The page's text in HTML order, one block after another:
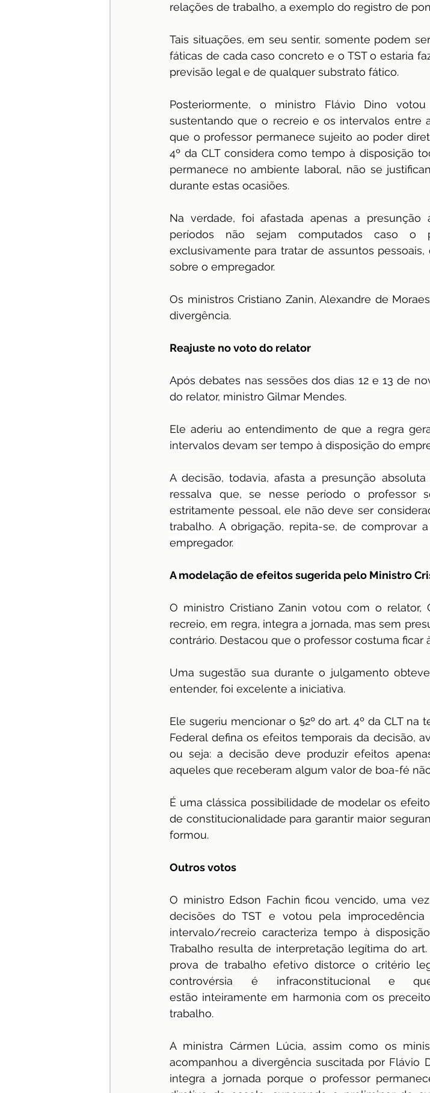
relações de trabalho, a exemplo do registro de
Tais situações, em seu sentir, somente podem
fáticas de cada caso concreto e o TST o estaria
previsão legal e de qualquer substrato fático.
Posteriormente, o ministro Flávio Dino
sustentando que o recreio e os intervalos entre
que o professor permanece sujeito ao poder
4º da CLT considera como tempo à disposição
permanece no ambiente laboral, não se
durante estas ocasiões.
Na verdade, foi afastada apenas a presunção
períodos não sejam computados caso o
exclusivamente para tratar de assuntos
sobre o empregador.
Os ministros Cristiano Zanin, Alexandre de
divergência.
Reajuste no voto do relator
Após debates nas sessões dos dias 12 e 13 de
do relator, ministro Gilmar Mendes.
Ele aderiu ao entendimento de que a regra
intervalos devam ser tempo à disposição do
A decisão, todavia, afasta a presunção
ressalva que, se nesse período o professor
estritamente pessoal, ele não deve ser
trabalho. A obrigação, repita-se, de comprovar
empregador.
A modelação de efeitos sugerida pelo Ministro
O ministro Cristiano Zanin votou com o relator,
recreio, em regra, integra a jornada, mas sem
contrário. Destacou que o professor costuma ficar
Uma sugestão sua durante o julgamento
entender, foi excelente a iniciativa.
Ele sugeriu mencionar o §2º do art. 4º da CLT na
Federal defina os efeitos temporais da decisão,
ou seja: a decisão deve produzir efeitos
aqueles que receberam algum valor de boa-fé
É uma clássica possibilidade de modelar os
de constitucionalidade para garantir maior
formou.
Outros votos
O ministro Edson Fachin ficou vencido, uma
decisões do TST e votou pela
intervalo/recreio caracteriza tempo à
Trabalho resulta de interpretação legítima do
prova de trabalho efetivo distorce o critério
controvérsia é infraconstitucional
estão inteiramente em harmonia com os
trabalho.
A ministra Cármen Lúcia, assim como os
acompanhou a divergência suscitada por Flávio
integra a jornada porque o professor